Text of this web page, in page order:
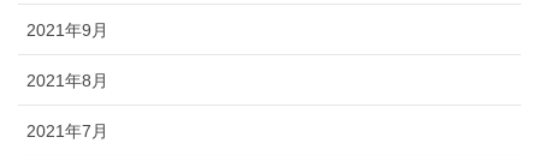
2021年9月
2021年8月
2021年7月